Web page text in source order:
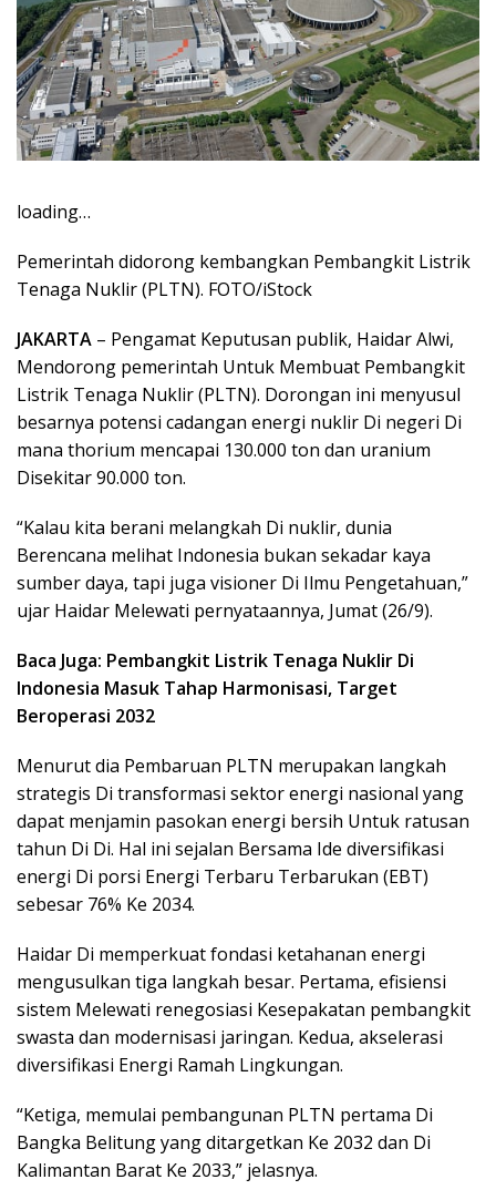
loading…
Pemerintah didorong kembangkan Pembangkit Listrik
Tenaga Nuklir (PLTN). FOTO/iStock
JAKARTA – Pengamat Keputusan publik, Haidar Alwi,
Mendorong pemerintah Untuk Membuat Pembangkit
Listrik Tenaga Nuklir (PLTN). Dorongan ini menyusul
besarnya potensi cadangan energi nuklir Di negeri Di
mana thorium mencapai 130.000 ton dan uranium
Disekitar 90.000 ton.
“Kalau kita berani melangkah Di nuklir, dunia
Berencana melihat Indonesia bukan sekadar kaya
sumber daya, tapi juga visioner Di Ilmu Pengetahuan,”
ujar Haidar Melewati pernyataannya, Jumat (26/9).
Baca Juga: Pembangkit Listrik Tenaga Nuklir Di
Indonesia Masuk Tahap Harmonisasi, Target
Beroperasi 2032
Menurut dia Pembaruan PLTN merupakan langkah
strategis Di transformasi sektor energi nasional yang
dapat menjamin pasokan energi bersih Untuk ratusan
tahun Di Di. Hal ini sejalan Bersama Ide diversifikasi
energi Di porsi Energi Terbaru Terbarukan (EBT)
sebesar 76% Ke 2034.
Haidar Di memperkuat fondasi ketahanan energi
mengusulkan tiga langkah besar. Pertama, efisiensi
sistem Melewati renegosiasi Kesepakatan pembangkit
swasta dan modernisasi jaringan. Kedua, akselerasi
diversifikasi Energi Ramah Lingkungan.
“Ketiga, memulai pembangunan PLTN pertama Di
Bangka Belitung yang ditargetkan Ke 2032 dan Di
Kalimantan Barat Ke 2033,” jelasnya.